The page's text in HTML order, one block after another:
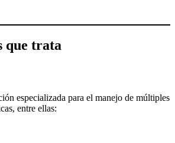
que trata
especializada para el manejo de múltiples
entre ellas: